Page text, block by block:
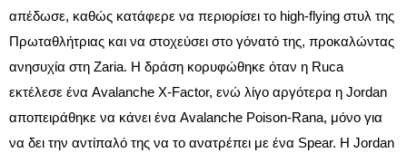
απέδωσε, καθώς κατάφερε να περιορίσει το high-flying στυλ της
Πρωταθλήτριας και να στοχεύσει στο γόνατό της, προκαλώντας
ανησυχία στη Zaria. Η δράση κορυφώθηκε όταν η Ruca
εκτέλεσε ένα Avalanche X-Factor, ενώ λίγο αργότερα η Jordan
αποπειράθηκε να κάνει ένα Avalanche Poison-Rana, μόνο για
να δει την αντίπαλό της να το ανατρέπει με ένα Spear. Η Jordan